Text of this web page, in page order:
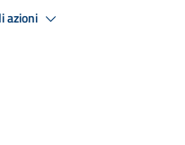
azioni